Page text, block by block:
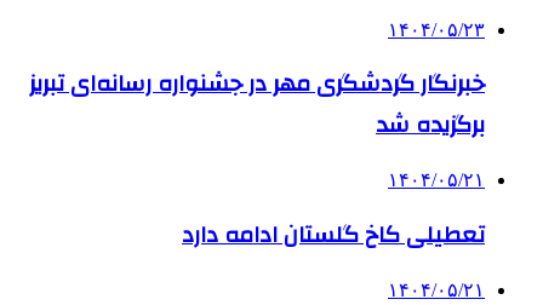
۱۴۰۴/۰۵/۲۳
خبرنگار گردشگری مهر در جشنواره رسانه‌ای تبریز
برگزیده شد
۱۴۰۴/۰۵/۲۱
تعطیلی کاخ گلستان ادامه دارد
۱۴۰۴/۰۵/۲۱